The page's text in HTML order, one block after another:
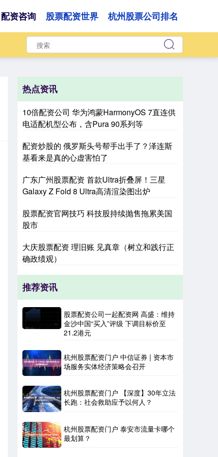
配资咨询 股票配资世界 杭州股票公司排名
热点资讯
10倍配资公司 华为鸿蒙HarmonyOS 7直连供
电适配机型公布，含Pura 90系列等
配资炒股的 俄罗斯头号帮手出手了？泽连斯
基看来是真的心虚害怕了
广东广州股票配资 首款Ultra折叠屏！三星
Galaxy Z Fold 8 Ultra高清渲染图出炉
股票配资官网技巧 科技股持续抛售拖累美国
股市
大庆股票配资 理旧账 见真章（树立和践行正
确政绩观）
推荐资讯
股票配资公司一起配资网 高盛：维持
金沙中国“买入”评级 下调目标价至
21.2港元
杭州股票配资门户 中信证券 | 资本市
场服务实体经济策略会召开
杭州股票配资门户 【深度】30年立法
长跑：社会救助应予以何人？
杭州股票配资门户 泰安市流量卡哪个
最划算？